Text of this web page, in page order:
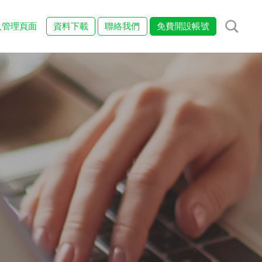
理頁面 資料下載 聯絡我們 免費開設帳號